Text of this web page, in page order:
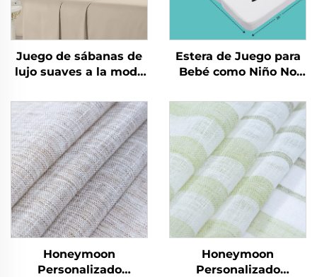
Juego de sábanas de
lujo suaves a la moda
90 g/m² lavadas
previamente de
microfibra sólida para
todas las temporadas
Estera de Juego para
Bebé como Niño No
Estera Plegable para
Gimnasio Infantil
Esteras de Juego
Honeymoon
Personalizado
Honeymoon
Personalizado